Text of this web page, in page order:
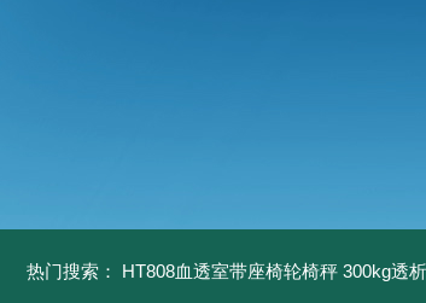
热门搜索： HT808血透室带座椅轮椅秤 300kg透